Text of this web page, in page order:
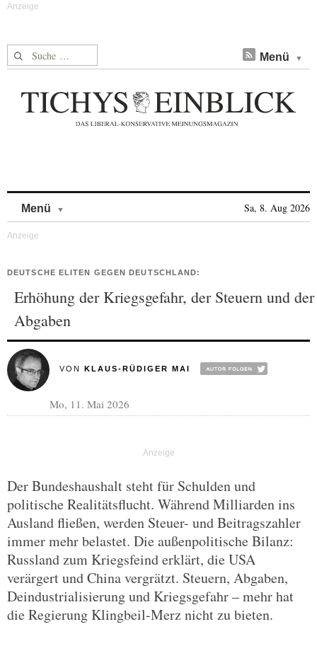
Suche nach: Menü
Menü Sa, 8. Aug 2026
DEUTSCHE ELITEN GEGEN DEUTSCHLAND:
Erhöhung der Kriegsgefahr, der Steuern und der
Abgaben
VON KLAUS-RÜDIGER MAI
Mo, 11. Mai 2026
Der Bundeshaushalt steht für Schulden und
politische Realitätsflucht. Während Milliarden ins
Ausland fließen, werden Steuer- und Beitragszahler
immer mehr belastet. Die außenpolitische Bilanz:
Russland zum Kriegsfeind erklärt, die USA
verärgert und China vergrätzt. Steuern, Abgaben,
Deindustrialisierung und Kriegsgefahr – mehr hat
die Regierung Klingbeil-Merz nicht zu bieten.